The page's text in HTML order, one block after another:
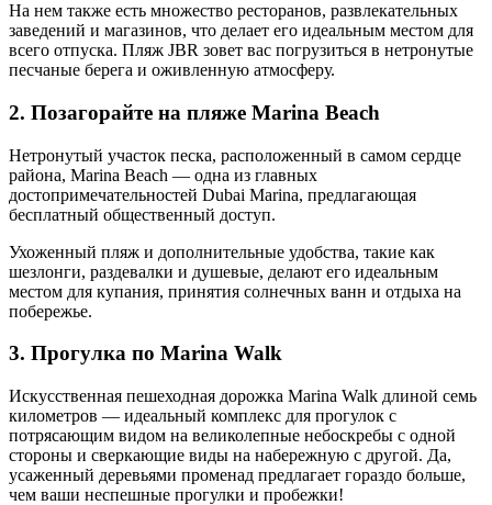
На нем также есть множество ресторанов, развлекательных
заведений и магазинов, что делает его идеальным местом для
всего отпуска. Пляж JBR зовет вас погрузиться в нетронутые
песчаные берега и оживленную атмосферу.
2. Позагорайте на пляже Marina Beach
Нетронутый участок песка, расположенный в самом сердце
района, Marina Beach — одна из главных
достопримечательностей Dubai Marina, предлагающая
бесплатный общественный доступ.
Ухоженный пляж и дополнительные удобства, такие как
шезлонги, раздевалки и душевые, делают его идеальным
местом для купания, принятия солнечных ванн и отдыха на
побережье.
3. Прогулка по Marina Walk
Искусственная пешеходная дорожка Marina Walk длиной семь
километров — идеальный комплекс для прогулок с
потрясающим видом на великолепные небоскребы с одной
стороны и сверкающие виды на набережную с другой. Да,
усаженный деревьями променад предлагает гораздо больше,
чем ваши неспешные прогулки и пробежки!